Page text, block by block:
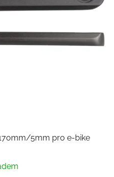
170mm/5mm pro e-bike